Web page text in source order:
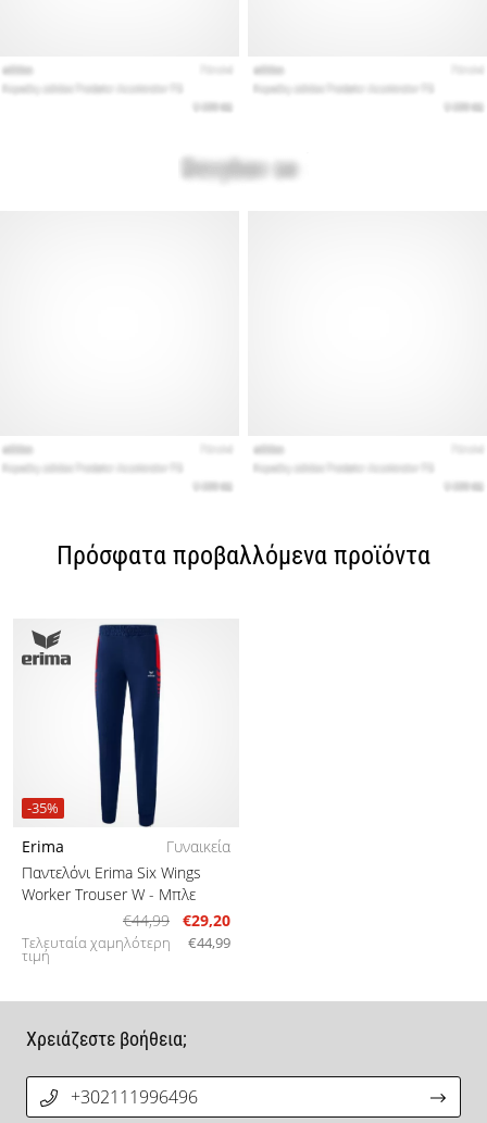
Πρόσφατα προβαλλόμενα προϊόντα
-35%
Erima
Γυναικεία
Παντελόνι Erima Six Wings
Worker Trouser W - Μπλε
€44,99
€29,20
Τελευταία χαμηλότερη
τιμή
€44,99
Χρειάζεστε βοήθεια;
+302111996496